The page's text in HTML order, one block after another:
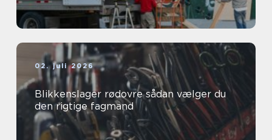
02. juli 2026
Blikkenslager rødovre sådan vælger du
den rigtige fagmand